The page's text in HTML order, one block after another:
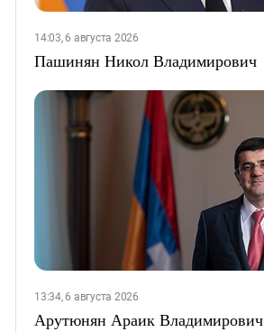
14:03, 6 августа 2026
Пашинян Никол Владимирович
13:34, 6 августа 2026
Арутюнян Араик Владимирович